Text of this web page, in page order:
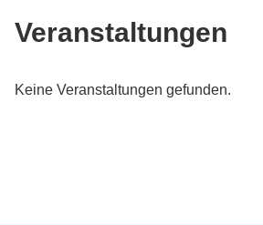
Veranstaltungen
Keine Veranstaltungen gefunden.